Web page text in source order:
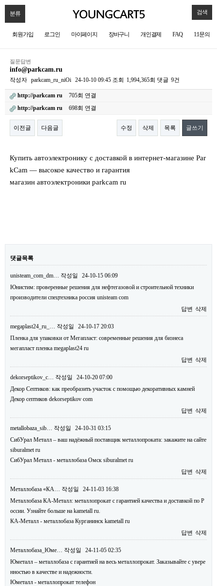
분류 검색
회원가입 로그인 마이페이지 장바구니 개인결제 FAQ 1:1문의
질문답변
info@parkcam.ru
작성자 parkcam_ru_niOi 24-10-10 09:45 조회 1,994,365회 댓글 9건
http://parkcam ru
705회 연결
http://parkcam ru
698회 연결
이전글 다음글 수정 삭제 목록 글쓰기
Купить автоэлектронику с доставкой в интернет-магазине Par
kCam — высокое качество и гарантия
магазин автоэлектроники parkcam ru
댓글목록
unisteam_com_dm… 작성일
24-10-15 06:09
Юнистим: проверенные решения для нефтегазовой и строительной техники
производители спецтехника россия unisteam com
답변 삭제
megaplast24_ru_… 작성일
24-10-17 20:03
Пленка для упаковки от Мегапласт: современные решения для бизнеса
мегапласт пленка megaplast24 ru
답변 삭제
dekorseptikov_c… 작성일
24-10-20 07:00
Декор Септиков: как преобразить участок с помощью декоративных камней
Декор септиков dekorseptikov com
답변 삭제
metallobaza_sib… 작성일
24-10-31 03:15
СибУрал Металл – ваш надёжный поставщик металлопроката: закажите на сайте
siburalmet ru
СибУрал Металл - металлобаза Омск siburalmet ru
답변 삭제
Металлобаза «КА… 작성일
24-11-03 16:38
Металлобаза КА-Металл: металлопрокат с гарантией качества и доставкой по Р
оссии. Узнайте больше на kametall ru.
КА-Металл - металлобаза Курганинск kametall ru
답변 삭제
Металлобаза_Юме… 작성일
24-11-05 02:35
Юметалл – металлобаза с гарантией на весь металлопрокат. Заказывайте с увере
нностью в качестве и надежности.
Юметалл - металлопрокат телефон